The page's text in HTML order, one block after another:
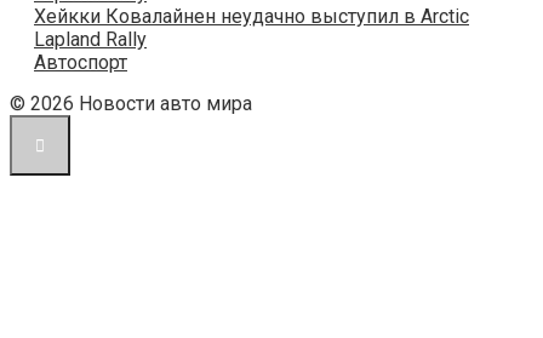
Хейкки Ковалайнен неудачно выступил в Arctic
Lapland Rally
Автоспорт
© 2026 Новости авто мира